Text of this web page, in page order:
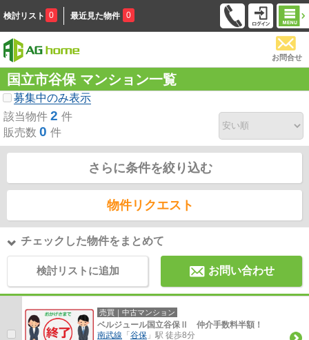
検討リスト 0 最近見た物件 0
お問合せ
国立市谷保 マンション一覧
募集中のみ表示
該当物件 2 件
販売数 0 件
さらに条件を絞り込む
物件リクエスト
チェックした物件をまとめて
検討リストに追加 お問い合わせ
売買｜中古マンション
ベルジュール国立谷保Ⅱ 仲介手数料半額！
南武線 「 谷保 」駅 徒歩8分